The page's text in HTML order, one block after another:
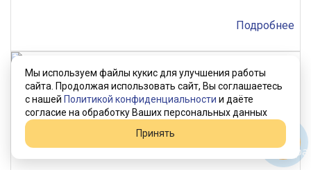
Подробнее
Мы используем файлы кукис для улучшения работы
сайта. Продолжая использовать сайт, Вы соглашаетесь
с нашей Политикой конфиденциальности и даёте
согласие на обработку Ваших персональных данных
Принять